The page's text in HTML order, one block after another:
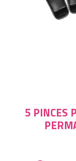
5 PINCES